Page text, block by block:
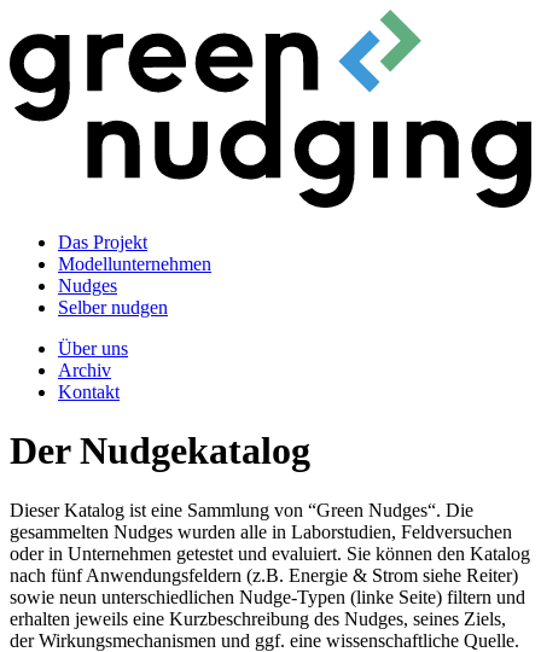
Das Projekt
Modellunternehmen
Nudges
Selber nudgen
Über uns
Archiv
Kontakt
Der Nudgekatalog
Dieser Katalog ist eine Sammlung von “Green Nudges“. Die
gesammelten Nudges wurden alle in Laborstudien, Feldversuchen
oder in Unternehmen getestet und evaluiert. Sie können den Katalog
nach fünf Anwendungsfeldern (z.B. Energie & Strom siehe Reiter)
sowie neun unterschiedlichen Nudge-Typen (linke Seite) filtern und
erhalten jeweils eine Kurzbeschreibung des Nudges, seines Ziels,
der Wirkungsmechanismen und ggf. eine wissenschaftliche Quelle.